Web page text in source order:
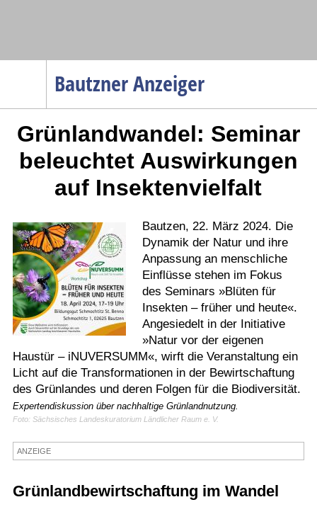
Bautzner Anzeiger
Menüpunkte
Politik
Gesellschaft
Wirtschaft
Verkehr
Gesundheit
Kultur
Sport
Termine
Kostenlos
Grünlandwandel: Seminar
beleuchtet Auswirkungen
auf Insektenvielfalt
Bautzen, 22. März 2024. Die
Dynamik der Natur und ihre
Anpassung an menschliche
Einflüsse stehen im Fokus
des Seminars »Blüten für
Insekten – früher und heute«.
Angesiedelt in der Initiative
»Natur vor der eigenen
Haustür – iNUVERSUMM«, wirft die Veranstaltung ein
Licht auf die Transformationen in der Bewirtschaftung
des Grünlandes und deren Folgen für die Biodiversität.
Expertendiskussion über nachhaltige Grünlandnutzung.
Foto: Sächsisches Landeskuratorium Ländlicher Raum e. V.
ANZEIGE
Grünlandbewirtschaftung im Wandel